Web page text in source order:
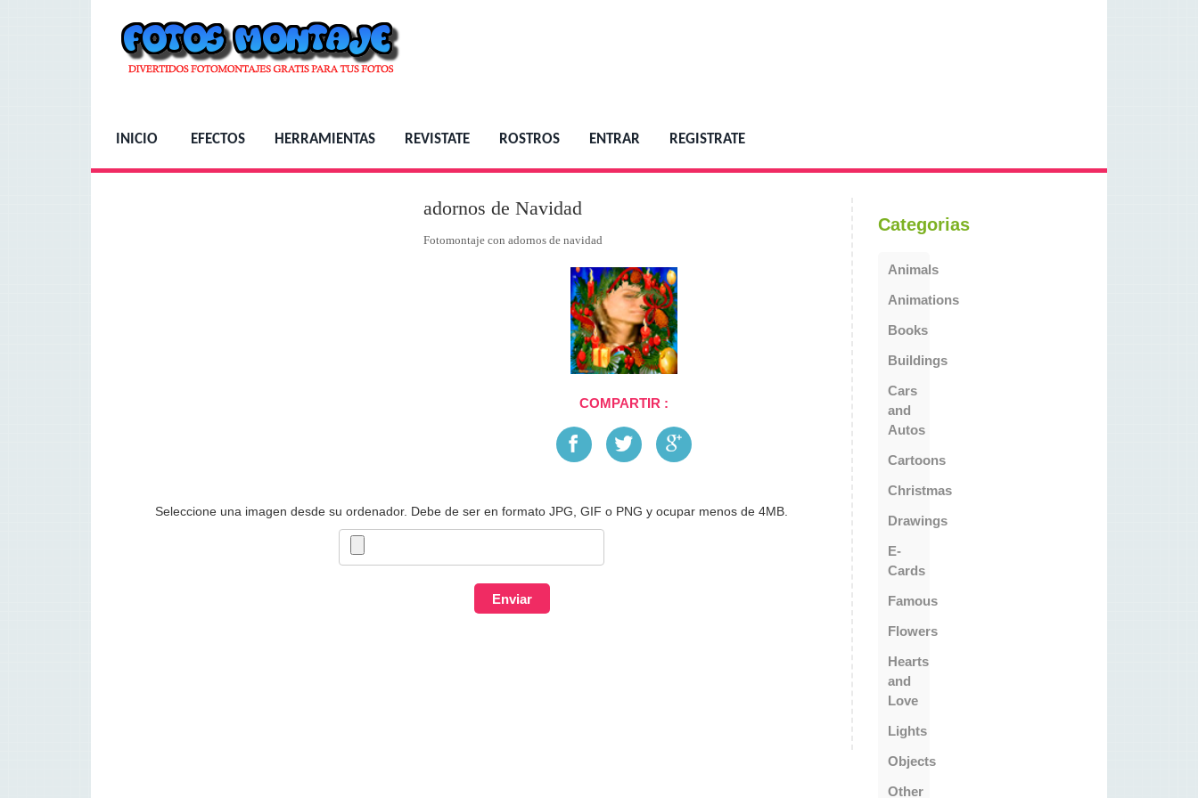
INICIO EFECTOS HERRAMIENTAS REVISTATE ROSTROS ENTRAR REGISTRATE
adornos de Navidad
Fotomontaje con adornos de navidad
COMPARTIR :
Seleccione una imagen desde su ordenador. Debe de ser en formato JPG, GIF o PNG y ocupar menos de 4MB.
Categorias
Animals
Animations
Books
Buildings
Cars
and
Autos
Cartoons
Christmas
Drawings
E-
Cards
Famous
Flowers
Hearts
and
Love
Lights
Objects
Other